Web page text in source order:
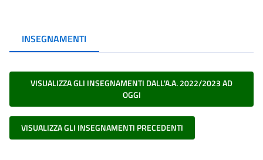
INSEGNAMENTI
VISUALIZZA GLI INSEGNAMENTI DALL'A.A. 2022/2023 AD
OGGI
VISUALIZZA GLI INSEGNAMENTI PRECEDENTI